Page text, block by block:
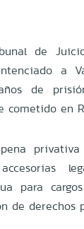
de
a
de
cometido en
para
de derechos